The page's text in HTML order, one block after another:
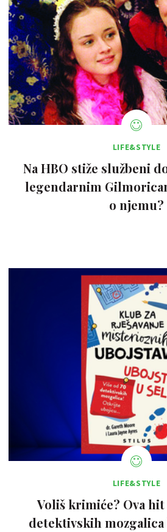
LIFE&STYLE
Na HBO stiže službeni
legendarnim
o njemu?
LIFE&STYLE
Voliš krimiće? Ova
detektivskih mozgalica